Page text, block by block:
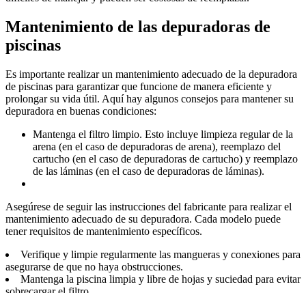
Mantenimiento de las depuradoras de
piscinas
Es importante realizar un mantenimiento adecuado de la depuradora
de piscinas para garantizar que funcione de manera eficiente y
prolongar su vida útil. Aquí hay algunos consejos para mantener su
depuradora en buenas condiciones:
Mantenga el filtro limpio. Esto incluye limpieza regular de la
arena (en el caso de depuradoras de arena), reemplazo del
cartucho (en el caso de depuradoras de cartucho) y reemplazo
de las láminas (en el caso de depuradoras de láminas).
Asegúrese de seguir las instrucciones del fabricante para realizar el
mantenimiento adecuado de su depuradora. Cada modelo puede
tener requisitos de mantenimiento específicos.
Verifique y limpie regularmente las mangueras y conexiones para
asegurarse de que no haya obstrucciones.
Mantenga la piscina limpia y libre de hojas y suciedad para evitar